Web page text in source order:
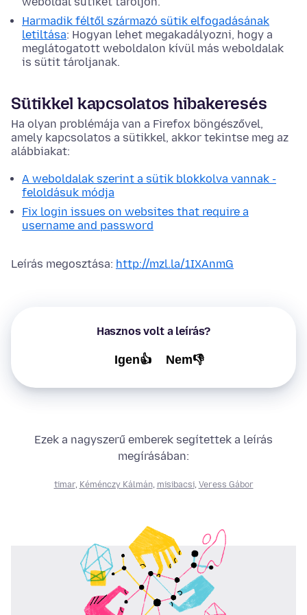
Harmadik féltől származó sütik elfogadásának
letiltása: Hogyan lehet megakadályozni, hogy a
meglátogatott weboldalon kívül más weboldalak
is sütit tároljanak.
Sütikkel kapcsolatos hibakeresés
Ha olyan problémája van a Firefox böngészővel,
amely kapcsolatos a sütikkel, akkor tekintse meg az
alábbiakat:
A weboldalak szerint a sütik blokkolva vannak -
feloldásuk módja
Fix login issues on websites that require a
username and password
Leírás megosztása: http://mzl.la/1IXAnmG
Hasznos volt a leírás?
Igen👍 Nem👎
Ezek a nagyszerű emberek segítettek a leírás
megírásában:
timar, Kéménczy Kálmán, misibacsi, Veress Gábor